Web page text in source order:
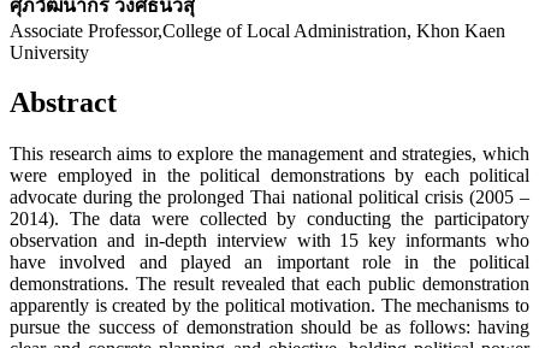
ศุภวัฒนากร วงศ์ธนวสุ
Associate Professor,College of Local Administration, Khon Kaen
University
Abstract
This research aims to explore the management and strategies, which
were employed in the political demonstrations by each political
advocate during the prolonged Thai national political crisis (2005 –
2014). The data were collected by conducting the participatory
observation and in-depth interview with 15 key informants who
have involved and played an important role in the political
demonstrations. The result revealed that each public demonstration
apparently is created by the political motivation. The mechanisms to
pursue the success of demonstration should be as follows: having